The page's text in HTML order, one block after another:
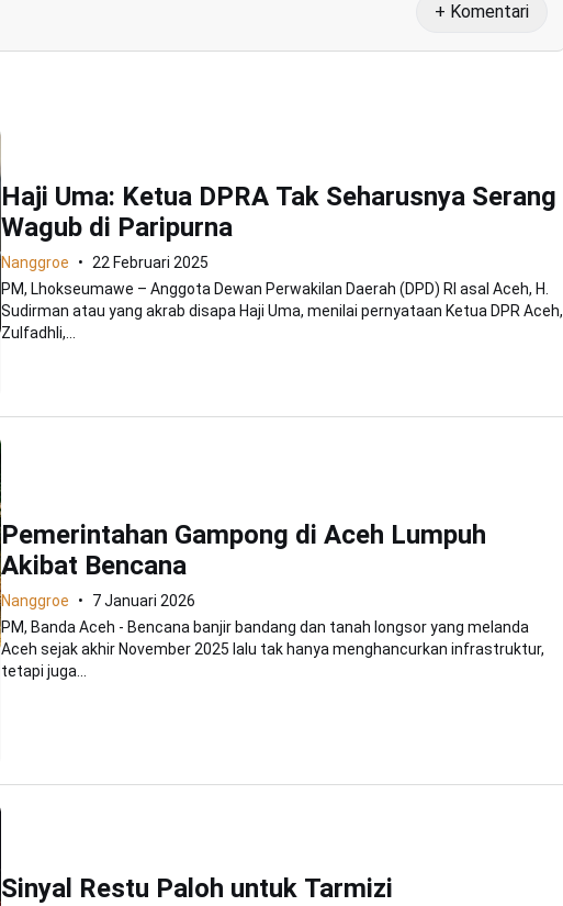
+ Komentari
Haji Uma: Ketua DPRA Tak Seharusnya Serang
Wagub di Paripurna
Nanggroe
22 Februari 2025
PM, Lhokseumawe – Anggota Dewan Perwakilan Daerah (DPD) RI asal Aceh, H.
Sudirman atau yang akrab disapa Haji Uma, menilai pernyataan Ketua DPR Aceh,
Zulfadhli,...
Pemerintahan Gampong di Aceh Lumpuh
Akibat Bencana
Nanggroe
7 Januari 2026
PM, Banda Aceh - Bencana banjir bandang dan tanah longsor yang melanda
Aceh sejak akhir November 2025 lalu tak hanya menghancurkan infrastruktur,
tetapi juga...
Sinyal Restu Paloh untuk Tarmizi